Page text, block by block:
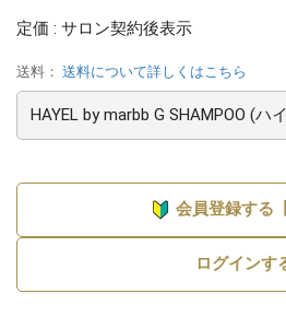
定価 : サロン契約後表示
送料： 送料について詳しくはこちら
会員登録する
ログインす